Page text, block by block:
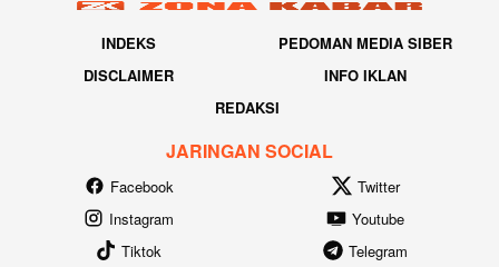
INDEKS
PEDOMAN MEDIA SIBER
DISCLAIMER
INFO IKLAN
REDAKSI
JARINGAN SOCIAL
Facebook
Twitter
Instagram
Youtube
Tiktok
Telegram